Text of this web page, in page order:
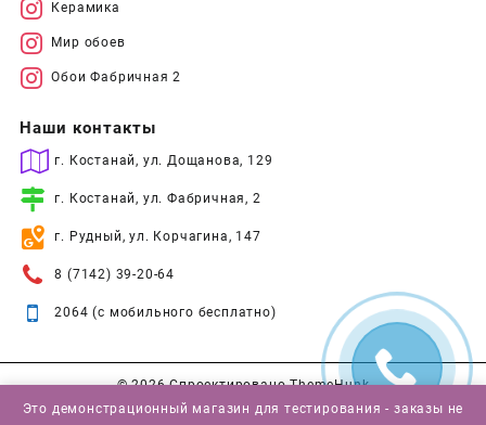
Керамика
Мир обоев
Обои Фабричная 2
Наши контакты
г. Костанай, ул. Дощанова, 129
г. Костанай, ул. Фабричная, 2
г. Рудный, ул. Корчагина, 147
8 (7142) 39-20-64
2064 (с мобильного бесплатно)
© 2026Спроектировано ThemeHunk
Это демонстрационный магазин для тестирования - заказы не